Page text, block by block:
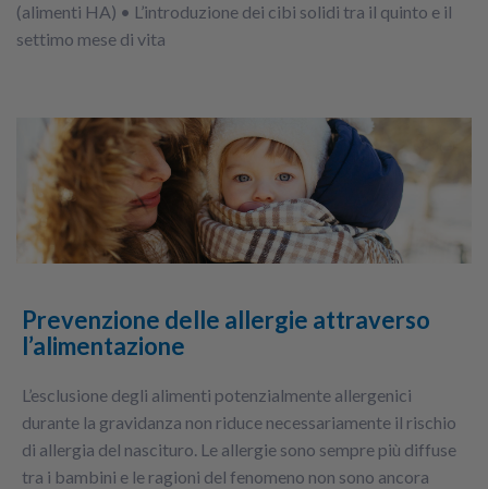
(alimenti HA) • L’introduzione dei cibi solidi tra il quinto e il
settimo mese di vita
Prevenzione delle allergie attraverso
l’alimentazione
L’esclusione degli alimenti potenzialmente allergenici
durante la gravidanza non riduce necessariamente il rischio
di allergia del nascituro. Le allergie sono sempre più diffuse
tra i bambini e le ragioni del fenomeno non sono ancora